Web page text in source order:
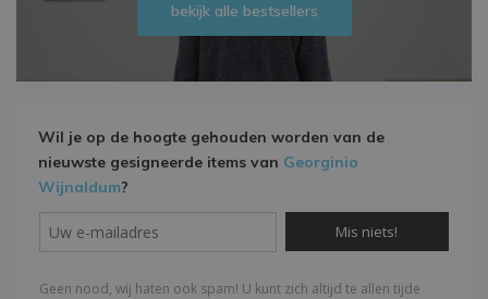
bekijk alle bestsellers
Wil je op de hoogte gehouden worden van de
nieuwste gesigneerde items van Georginio
Wijnaldum?